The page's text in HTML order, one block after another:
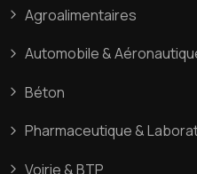
Agroalimentaires
Automobile &
Béton
Pharmaceutique &
Voirie & BTP